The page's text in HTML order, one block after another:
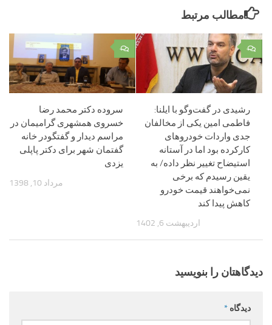
مطالب مرتبط
۰
سروده دکتر محمد رضا
خسروی همشهری گرامیمان در
مراسم دیدار و گفتگودر خانه
گفتمان شهر برای دکتر پاپلی
یزدی
مرداد 10, 1398
۰
رشیدی در گفت‌وگو با ایلنا:
فاطمی امین یکی از مخالفان
جدی واردات خودروهای
کارکرده بود اما در آستانه
استیضاح تغییر نظر داده/ به
یقین رسیدم که برخی
نمی‌خواهند قیمت خودرو
کاهش پیدا کند
اردیبهشت 6, 1402
دیدگاهتان را بنویسید
دیدگاه *